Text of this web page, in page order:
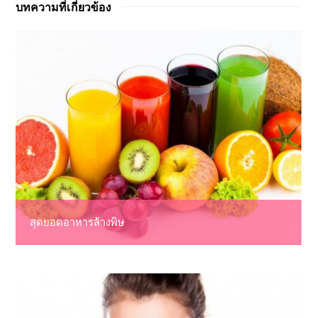
บทความที่เกี่ยวข้อง
สุดยอดอาหารล้างพิษ